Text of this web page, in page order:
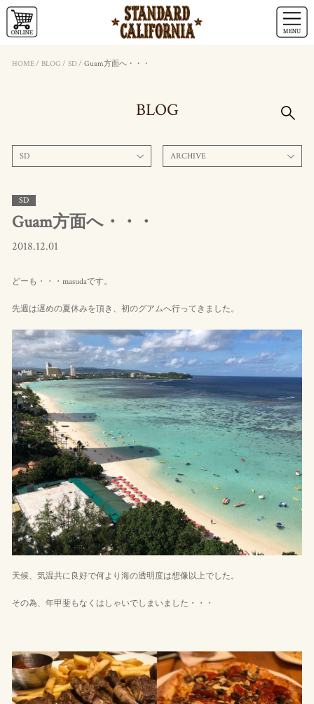
HOME/ BLOG / SD / Guam方面へ・・・
BLOG
SD ARCHIVE
SD
Guam方面へ・・・
2018.12.01
どーも・・・masudaです。
先週は遅めの夏休みを頂き、初のグアムへ行ってきました。
天候、気温共に良好で何より海の透明度は想像以上でした。
その為、年甲斐もなくはしゃいでしまいました・・・